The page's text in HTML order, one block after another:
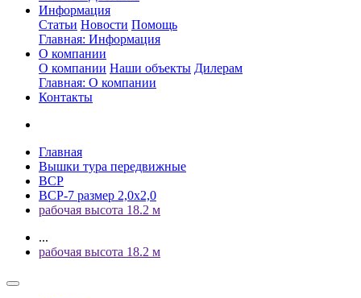
Информация
Статьи Новости Помощь
Главная: Информация
О компании
О компании Наши объекты Дилерам
Главная: О компании
Контакты
Главная
Вышки тура передвижные
ВСР
ВСР-7 размер 2,0х2,0
рабочая высота 18.2 м
...
рабочая высота 18.2 м